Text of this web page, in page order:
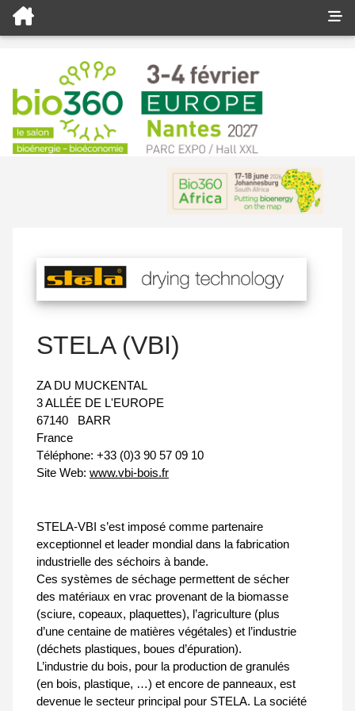
STELA (VBI)
ZA DU MUCKENTAL
3 ALLÉE DE L'EUROPE
67140
BARR
France
Téléphone: +33 (0)3 90 57 09 10
Site Web: www.vbi-bois.fr
STELA-VBI s’est imposé comme partenaire
exceptionnel et leader mondial dans la fabrication
industrielle des séchoirs à bande.
Ces systèmes de séchage permettent de sécher
des matériaux en vrac provenant de la biomasse
(sciure, copeaux, plaquettes), l’agriculture (plus
d’une centaine de matières végétales) et l’industrie
(déchets plastiques, boues d’épuration).
L’industrie du bois, pour la production de granulés
(en bois, plastique, …) et encore de panneaux, est
devenue le secteur principal pour STELA. La société